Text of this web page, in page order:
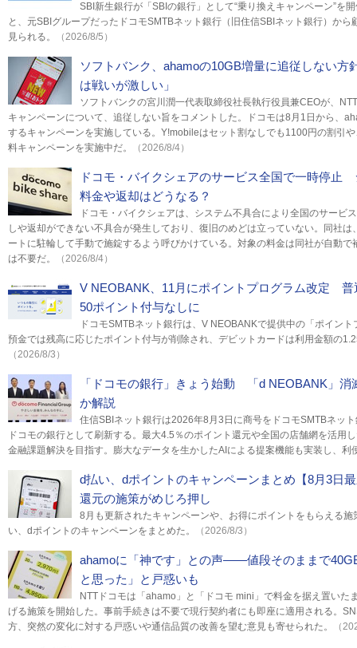
SBI新生銀行が「SBIの銀行」として“乗り換えキャンペーン”を
と、元SBIグループだったドコモSMTBネット銀行（旧住信SBIネット銀行）から
見られる。
（2026/8/5）
ソフトバンク、ahamoの10GB増量に追従しない
は戦いが激しい」
ソフトバンクの宮川潤一代表取締役社長執行役員兼CEOが、
キャンペーンについて、追従しない旨をコメントした。ドコモは8月1日から、
するキャンペーンを実施している。Y!mobileはセット割なしでも1100円の割引
料キャンペーンを実施中だ。
（2026/8/4）
ドコモ・バイクシェアのサービス全国で一時停
料金や返却はどうなる？
ドコモ・バイクシェアは、システム不具合により全国のサービ
しや返却ができない不具合が発生しており、復旧のめどは立っていない。同社
ートに駐輪して手動で施錠するよう呼びかけている。対象の料金は同社が自動
は不要だ。
（2026/8/4）
V NEOBANK、11月にポイントプログラム改定 普
50ポイント付与なしに
ドコモSMTBネット銀行は、V NEOBANKで提供中の「ポイン
預金では残高に応じたポイント付与が削除され、デビットカードは利用金額の
（2026/8/3）
「ドコモの銀行」きょう始動 「d NEOBANK」
か解説
住信SBIネット銀行は2026年8月3日に商号をドコモSMTBネッ
ドコモの銀行として刷新する。最大4.5％のポイント還元や全国の店舗網を活用
金融課題解決を目指す。膨大なデータを生かしたAIによる提案機能も実装し、利
d払い、dポイントのキャンペーンまとめ【8月3日
還元の施策がめじろ押し
8月も更新されたキャンペーンや、お得にポイントをもらえる
い、dポイントのキャンペーンをまとめた。
（2026/8/3）
ahamoに「神です」との声――値段そのままで
と思った」と戸惑いも
NTTドコモは「ahamo」と「ドコモ mini」で料金を据え置いた
げる施策を開始した。事前手続きは不要で現行契約者にも即座に適用される。
方、突然の変化に対する戸惑いや通信品質の改善を望む意見も寄せられた。
（